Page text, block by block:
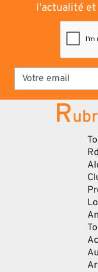
l'actualité et
R